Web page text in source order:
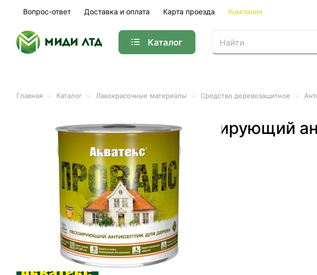
Вопрос-ответ Доставка и оплата Карта проезда Компания
Каталог
Главная Каталог Лакокрасочные материалы Средство деревозащитное
Акватекс ПРОВАНС лессирующий
576шт/пал)